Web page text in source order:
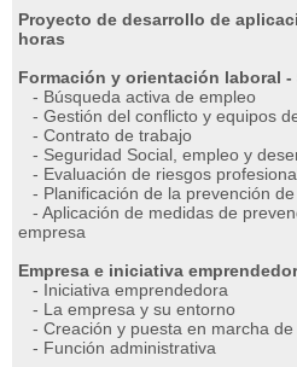
Proyecto de desarrollo de
horas
Formación y orientación laboral -
- Búsqueda activa de empleo
- Gestión del conflicto y equipos
- Contrato de trabajo
- Seguridad Social, empleo y
- Evaluación de riesgos
- Planificación de la prevención
- Aplicación de medidas de
empresa
Empresa e iniciativa
- Iniciativa emprendedora
- La empresa y su entorno
- Creación y puesta en marcha de
- Función administrativa